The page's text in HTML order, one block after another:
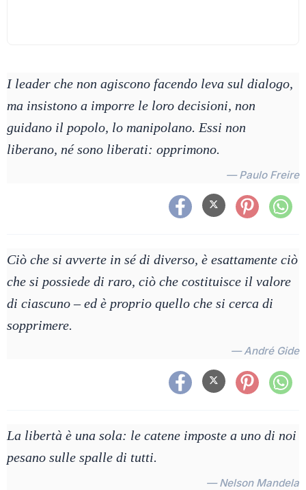
I leader che non agiscono facendo leva sul dialogo,
ma insistono a imporre le loro decisioni, non
guidano il popolo, lo manipolano. Essi non
liberano, né sono liberati: opprimono.
— Paulo Freire
Ciò che si avverte in sé di diverso, è esattamente ciò
che si possiede di raro, ciò che costituisce il valore
di ciascuno – ed è proprio quello che si cerca di
sopprimere.
— André Gide
La libertà è una sola: le catene imposte a uno di noi
pesano sulle spalle di tutti.
— Nelson Mandela